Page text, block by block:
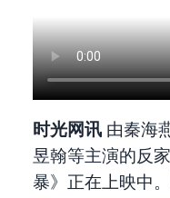
时光网讯 由秦海
昱翰等主演的反
暴》正在上映中